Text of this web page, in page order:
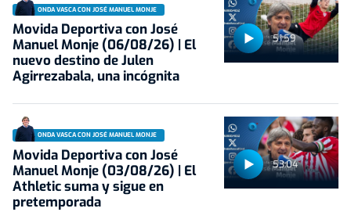
51:59
ONDA VASCA CON JOSÉ MANUEL MONJE
Movida Deportiva con José
Manuel Monje (06/08/26) | El
nuevo destino de Julen
Agirrezabala, una incógnita
53:04
ONDA VASCA CON JOSÉ MANUEL MONJE
Movida Deportiva con José
Manuel Monje (03/08/26) | El
Athletic suma y sigue en
pretemporada